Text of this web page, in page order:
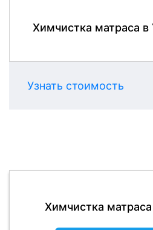
Химчистка матраса в
Узнать стоимость
Химчистка